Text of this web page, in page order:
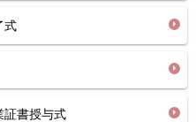
式
書授与式